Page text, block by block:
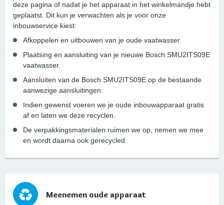
deze pagina of nadat je het apparaat in het winkelmandje hebt
geplaatst. Dit kun je verwachten als je voor onze
inbouwservice kiest:
Afkoppelen en uitbouwen van je oude vaatwasser.
Plaatsing en aansluiting van je nieuwe Bosch SMU2ITS09E
vaatwasser.
Aansluiten van de Bosch SMU2ITS09E op de bestaande
aanwezige aansluitingen.
Indien gewenst voeren we je oude inbouwapparaat gratis
af en laten we deze recyclen.
De verpakkingsmaterialen ruimen we op, nemen we mee
en wordt daarna ook gerecycled.
Meenemen oude apparaat